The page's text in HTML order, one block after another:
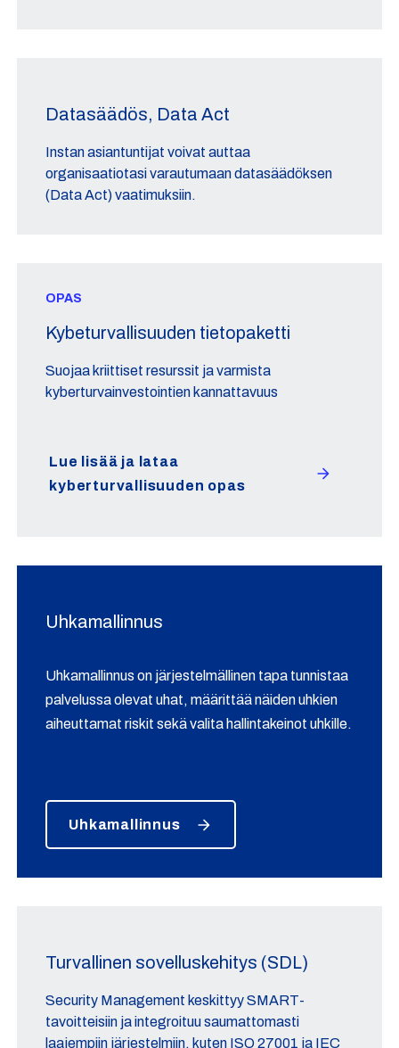
Datasäädös, Data Act
Instan asiantuntijat voivat auttaa
organisaatiotasi varautumaan datasäädöksen
(Data Act) vaatimuksiin.
OPAS
Kybeturvallisuuden tietopaketti
Suojaa kriittiset resurssit ja varmista
kyberturvainvestointien kannattavuus
Lue lisää ja lataa
kyberturvallisuuden opas
Uhkamallinnus
Uhkamallinnus on järjestelmällinen tapa tunnistaa
palvelussa olevat uhat, määrittää näiden uhkien
aiheuttamat riskit sekä valita hallintakeinot uhkille.
Uhkamallinnus
Turvallinen sovelluskehitys (SDL)
Security Management keskittyy SMART-
tavoitteisiin ja integroituu saumattomasti
laajempiin järjestelmiin, kuten ISO 27001 ja IEC